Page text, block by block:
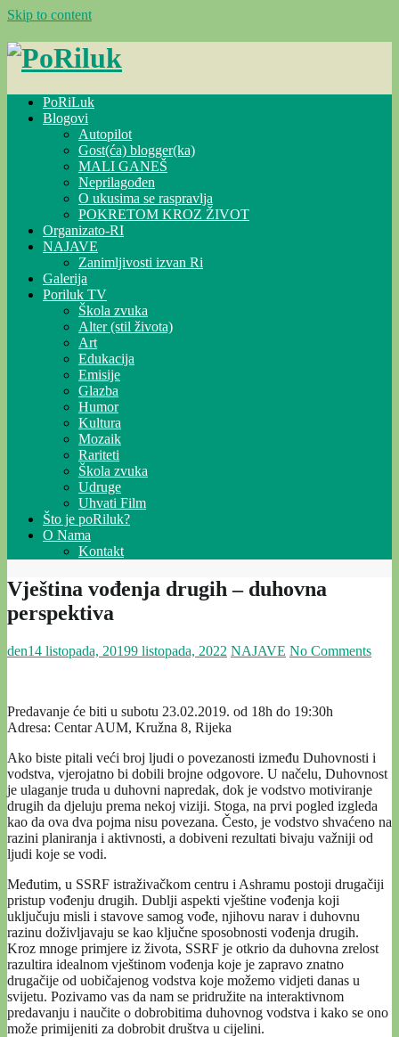
Skip to content
PoRiLuk
Blogovi
Autopilot
Gost(ća) blogger(ka)
MALI GANEŠ
Neprilagođen
O ukusima se raspravlja
POKRETOM KROZ ŽIVOT
Organizato-RI
NAJAVE
Zanimljivosti izvan Ri
Galerija
Poriluk TV
Škola zvuka
Alter (stil života)
Art
Edukacija
Emisije
Glazba
Humor
Kultura
Mozaik
Rariteti
Škola zvuka
Udruge
Uhvati Film
Što je poRiluk?
O Nama
Kontakt
Vještina vođenja drugih – duhovna
perspektiva
den14 listopada, 20199 listopada, 2022 NAJAVE No Comments
Predavanje će biti u subotu 23.02.2019. od 18h do 19:30h
Adresa: Centar AUM, Kružna 8, Rijeka
Ako biste pitali veći broj ljudi o povezanosti između Duhovnosti i
vodstva, vjerojatno bi dobili brojne odgovore. U načelu, Duhovnost
je ulaganje truda u duhovni napredak, dok je vodstvo motiviranje
drugih da djeluju prema nekoj viziji. Stoga, na prvi pogled izgleda
kao da ova dva pojma nisu povezana. Često, je vodstvo shvaćeno na
razini planiranja i aktivnosti, a dobiveni rezultati bivaju važniji od
ljudi koje se vodi.
Međutim, u SSRF istraživačkom centru i Ashramu postoji drugačiji
pristup vođenju drugih. Dublji aspekti vještine vođenja koji
uključuju misli i stavove samog vođe, njihovu narav i duhovnu
razinu doživljavaju se kao ključne sposobnosti vođenja drugih.
Kroz mnoge primjere iz života, SSRF je otkrio da duhovna zrelost
razultira idealnom vještinom vođenja koje je zapravo znatno
drugačije od uobičajenog vodstva koje možemo vidjeti danas u
svijetu. Pozivamo vas da nam se pridružite na interaktivnom
predavanju i naučite o dobrobitima duhovnog vodstva i kako se ono
može primijeniti za dobrobit društva u cijelini.